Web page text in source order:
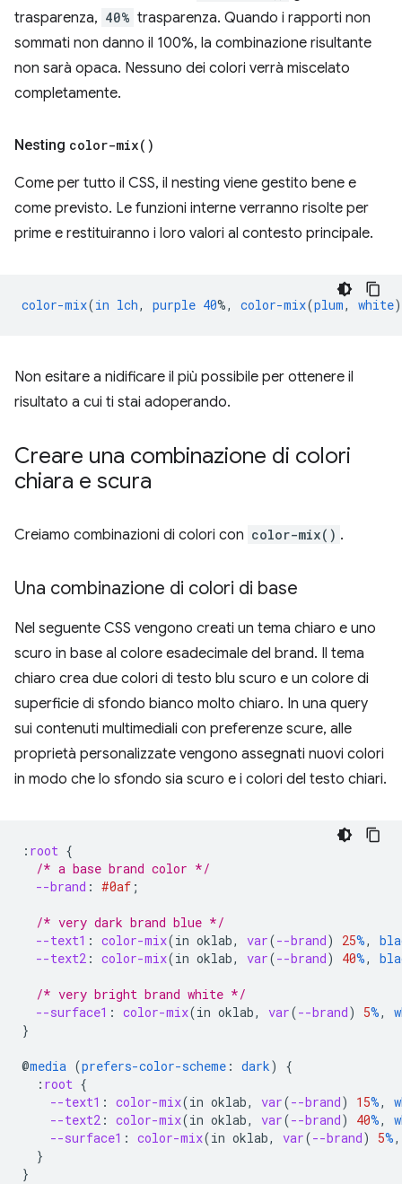
trasparenza, 40% trasparenza. Quando i rapporti non
sommati non danno il 100%, la combinazione risultante
non sarà opaca. Nessuno dei colori verrà miscelato
completamente.
Nesting color-mix( )
Come per tutto il CSS, il nesting viene gestito bene e
come previsto. Le funzioni interne verranno risolte per
prime e restituiranno i loro valori al contesto principale.
color-mix(in lch, purple 40%, color-mix(plum, white
Non esitare a nidificare il più possibile per ottenere il
risultato a cui ti stai adoperando.
Creare una combinazione di colori
chiara e scura
Creiamo combinazioni di colori con color-mix() .
Una combinazione di colori di base
Nel seguente CSS vengono creati un tema chiaro e uno
scuro in base al colore esadecimale del brand. Il tema
chiaro crea due colori di testo blu scuro e un colore di
superficie di sfondo bianco molto chiaro. In una query
sui contenuti multimediali con preferenze scure, alle
proprietà personalizzate vengono assegnati nuovi colori
in modo che lo sfondo sia scuro e i colori del testo chiari.
: root {
/* a base brand color */
--brand : #0af ;
/* very dark brand blue */
--text1 : color-mix(in oklab, var(--brand) 25%,
--text2 : color-mix(in oklab, var(--brand) 40%,
/* very bright brand white */
--surface1 : color-mix(in oklab, var(--brand) 5%,
}
@media (prefers-color-scheme : dark)
{
: root {
--text1 : color-mix(in oklab, var(--brand) 15%,
--text2 : color-mix(in oklab, var(--brand) 40%,
--surface1 : color-mix(in oklab, var(--brand) 5%,
}
}